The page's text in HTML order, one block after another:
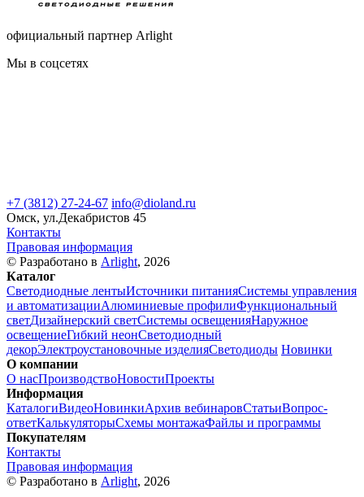
официальный партнер Arlight
Мы в соцсетях
+7 (3812) 27-24-67 info@dioland.ru
Омск, ул.Декабристов 45
Контакты
Правовая информация
© Разработано в Arlight, 2026
Каталог
Светодиодные лентыИсточники питанияСистемы управления
и автоматизацииАлюминиевые профилиФункциональный
светДизайнерский светСистемы освещенияНаружное
освещениеГибкий неонСветодиодный
декорЭлектроустановочные изделияСветодиоды Новинки
О компании
О насПроизводствоНовостиПроекты
Информация
КаталогиВидеоНовинкиАрхив вебинаровСтатьиВопрос-
ответКалькуляторыСхемы монтажаФайлы и программы
Покупателям
Контакты
Правовая информация
© Разработано в Arlight, 2026